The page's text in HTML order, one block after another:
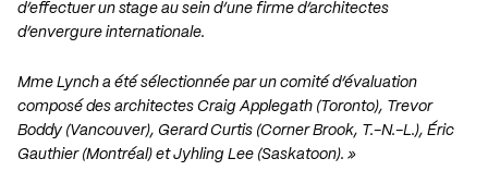
d’effectuer un stage au sein d’une firme d’architectes
d’envergure internationale.
Mme Lynch a été sélectionnée par un comité d’évaluation
composé des architectes Craig Applegath (Toronto), Trevor
Boddy (Vancouver), Gerard Curtis (Corner Brook, T.-N.-L.), Éric
Gauthier (Montréal) et Jyhling Lee (Saskatoon). »